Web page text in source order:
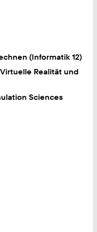
(Informatik 12)
Realität und
Sciences